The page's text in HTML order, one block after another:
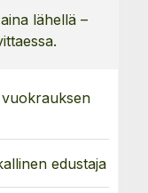
lähellä –
edustaja